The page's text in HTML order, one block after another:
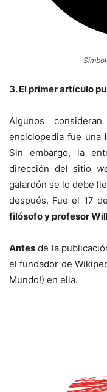
3. El primer artículo
Algunos
enciclopedia fue una
Sin embargo, la
dirección del sitio
galardón se lo debe
después. Fue el 17
filósofo y profesor
Antes de la
el fundador de
Mundo!) en ella.